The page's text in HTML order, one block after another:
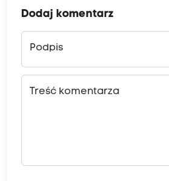
Dodaj komentarz
Podpis
Treść komentarza